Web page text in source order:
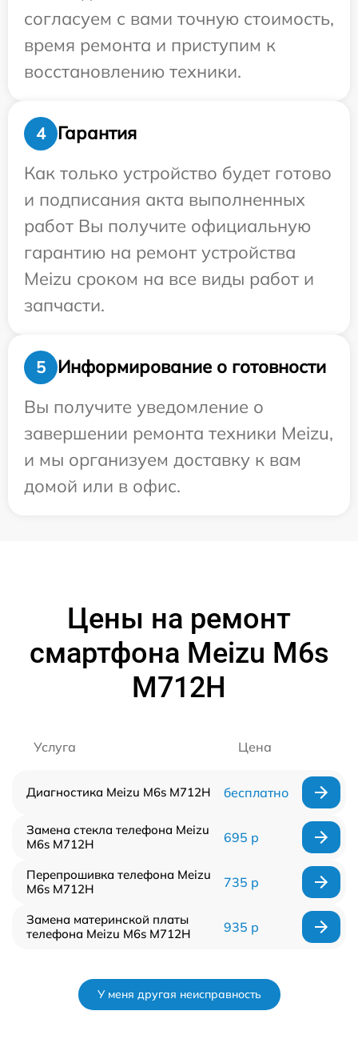
согласуем с вами точную стоимость,
время ремонта и приступим к
восстановлению техники.
4
Гарантия
Как только устройство будет готово
и подписания акта выполненных
работ Вы получите официальную
гарантию на ремонт устройства
Meizu сроком на все виды работ и
запчасти.
5
Информирование о готовности
Вы получите уведомление о
завершении ремонта техники Meizu,
и мы организуем доставку к вам
домой или в офис.
Цены на ремонт
смартфона Meizu M6s
M712H
Услуга Цена
Диагностика Meizu M6s M712H бесплатно
Замена стекла телефона Meizu
M6s M712H
695 р
Перепрошивка телефона Meizu
M6s M712H
735 р
Замена материнской платы
телефона Meizu M6s M712H
935 р
У меня другая неисправность